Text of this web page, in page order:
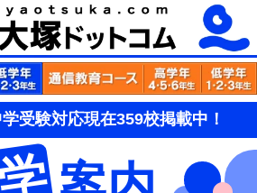
受験対応現在359校掲載中！